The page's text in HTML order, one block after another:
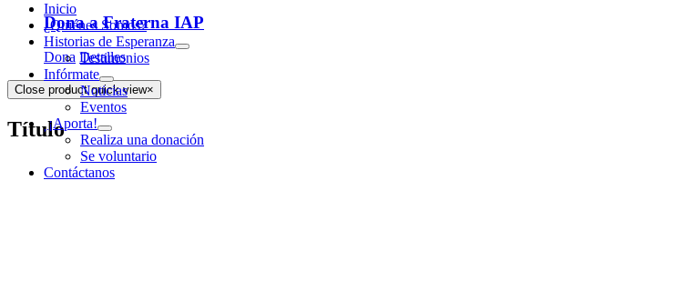
Inicio
¿Quiénes Somos?
Historias de Esperanza
Testimonios
Infórmate
Noticias
Eventos
¡Aporta!
Realiza una donación
Se voluntario
Contáctanos
Dona a Fraterna IAP
Dona Detalles
Close product quick view×
Título